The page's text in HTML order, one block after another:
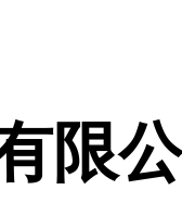
限